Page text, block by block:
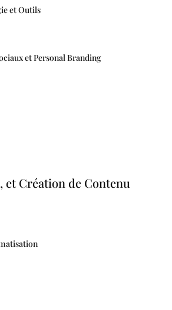
et Outils
et Personal Branding
et Création de Contenu